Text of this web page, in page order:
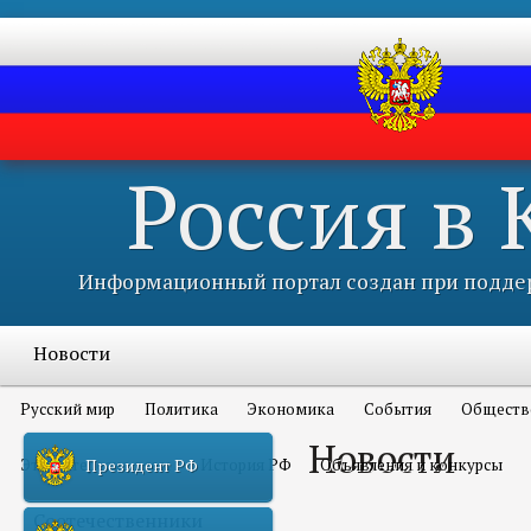
Россия в
Информационный портал создан при
Новости
Русский мир Политика Экономика События
Это интересно всем История РФ Объявления и конкурсы
Соотечественники
Президент РФ Новости